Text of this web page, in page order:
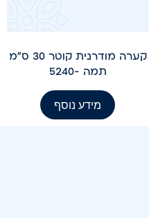
קערה מודרנית קוטר 30 ס"מ
תמה -5240
מידע נוסף